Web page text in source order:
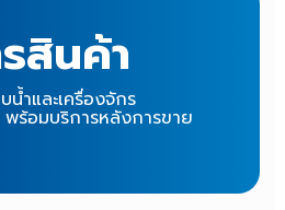
สินค้า
ำและเครื่องจักร
ร้อมบริการหลังการขาย